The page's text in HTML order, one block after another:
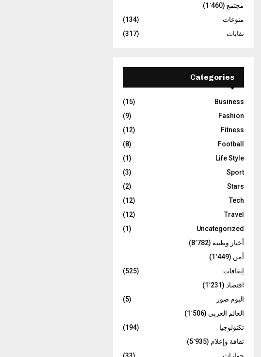
مجتمع (1٬460)
منوعات
(134)
نقابات
(317)
Categories
Business
(15)
Fashion
(9)
Fitness
(12)
Football
(8)
Life Style
(1)
Sport
(3)
Stars
(2)
Tech
(12)
Travel
(12)
Uncategorized
(1)
أخبار وطنية (8٬782)
أمن (1٬449)
إيقافات
(525)
اقتصاد (1٬231)
البوم صور
(5)
العالم العربي (1٬506)
تكنولوجيا
(194)
ثقافة وإعلام (5٬935)